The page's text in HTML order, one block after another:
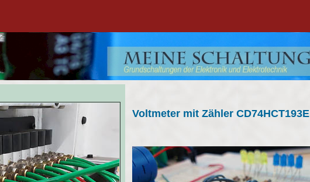
Voltmeter mit Zähler CD74HCT193E